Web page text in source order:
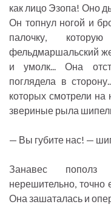
как лицо Эзопа! Оно
Он топнул ногой и
палочку,
фельдмаршальский
и умолк... Она
поглядела в
которых смотрели
звериные рыла
— Вы губите нас! —
Занавес пополз
нерешительно, точно
Она зашаталась и